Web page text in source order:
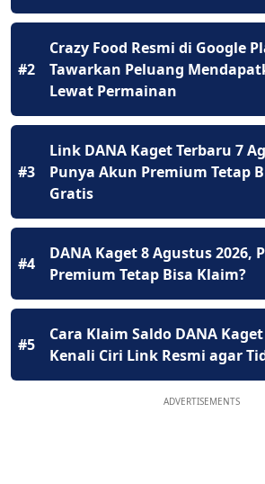
#2
Crazy Food Resmi di Google
Tawarkan Peluang
Lewat Permainan
#3
Link DANA Kaget Terbaru 7
Punya Akun Premium Tetap
Gratis
#4
DANA Kaget 8 Agustus 2026,
Premium Tetap Bisa Klaim?
#5
Cara Klaim Saldo DANA Kaget
Kenali Ciri Link Resmi agar
ADVERTISEMENTS